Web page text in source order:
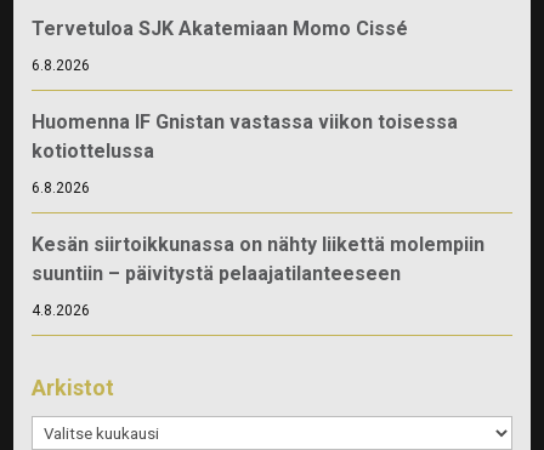
Tervetuloa SJK Akatemiaan Momo Cissé
6.8.2026
Huomenna IF Gnistan vastassa viikon toisessa
kotiottelussa
6.8.2026
Kesän siirtoikkunassa on nähty liikettä molempiin
suuntiin – päivitystä pelaajatilanteeseen
4.8.2026
Arkistot
Arkistot